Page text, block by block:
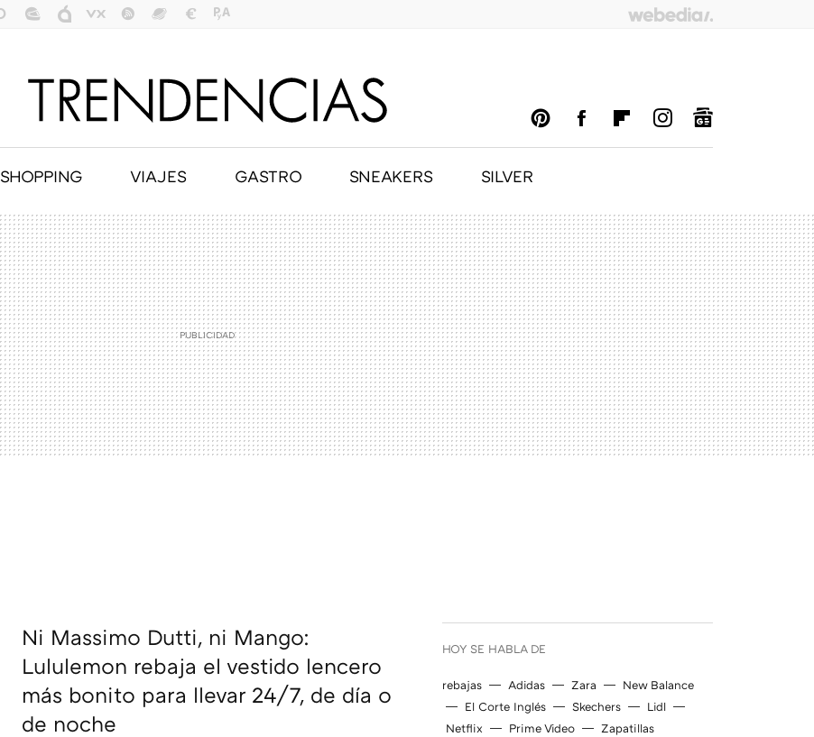
SHOPPING VIAJES GASTRO SNEAKERS SILVER
HOY SE HABLA DE
rebajas Adidas Zara
New Balance
El Corte Inglés
Skechers
Lidl
Netflix
Prime Video Zapatillas
Ni Massimo Dutti, ni Mango:
Lululemon rebaja el vestido lencero
más bonito para llevar 24/7, de día o
de noche